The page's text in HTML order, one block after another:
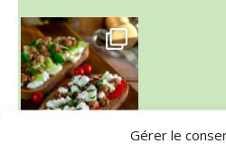
Gérer le